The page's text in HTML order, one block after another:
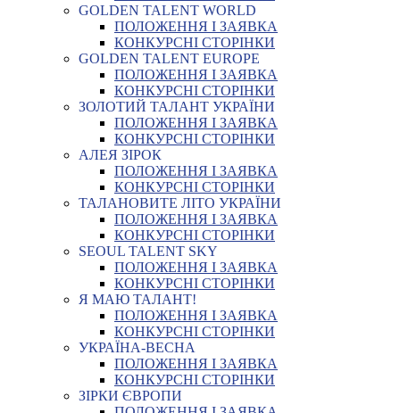
GOLDEN TALENT WORLD
ПОЛОЖЕННЯ І ЗАЯВКА
КОНКУРСНІ СТОРІНКИ
GOLDEN TALENT EUROPE
ПОЛОЖЕННЯ І ЗАЯВКА
КОНКУРСНІ СТОРІНКИ
ЗОЛОТИЙ ТАЛАНТ УКРАЇНИ
ПОЛОЖЕННЯ І ЗАЯВКА
КОНКУРСНІ СТОРІНКИ
АЛЕЯ ЗІРОК
ПОЛОЖЕННЯ І ЗАЯВКА
КОНКУРСНІ СТОРІНКИ
ТАЛАНОВИТЕ ЛІТО УКРАЇНИ
ПОЛОЖЕННЯ І ЗАЯВКА
КОНКУРСНІ СТОРІНКИ
SEOUL TALENT SKY
ПОЛОЖЕННЯ І ЗАЯВКА
КОНКУРСНІ СТОРІНКИ
Я МАЮ ТАЛАНТ!
ПОЛОЖЕННЯ І ЗАЯВКА
КОНКУРСНІ СТОРІНКИ
УКРАЇНА-ВЕСНА
ПОЛОЖЕННЯ І ЗАЯВКА
КОНКУРСНІ СТОРІНКИ
ЗІРКИ ЄВРОПИ